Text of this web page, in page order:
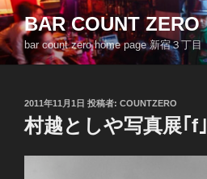
コ
ン
テ
ン
BAR COUNT ZERO
bar count zero home page 新宿３丁目
投
稿
日:
2011年11月1日 投稿者: COUNTZERO
村越としや写真展｢f｣